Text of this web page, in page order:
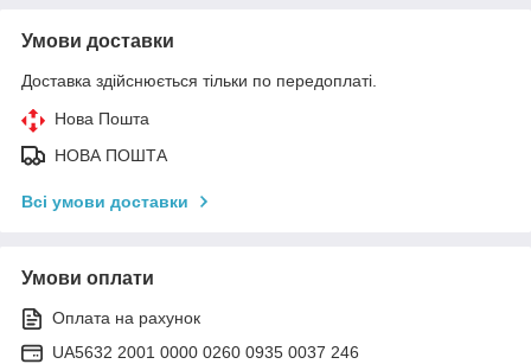
Умови доставки
Доставка здійснюється тільки по передоплаті.
Нова Пошта
НОВА ПОШТА
Всі умови доставки
Умови оплати
Оплата на рахунок
UA5632 2001 0000 0260 0935 0037 246